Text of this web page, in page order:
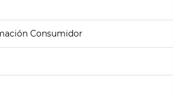
Consumidor